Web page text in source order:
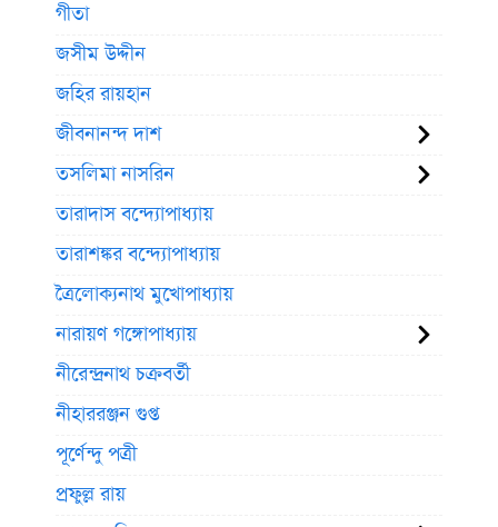
গীতা
জসীম উদ্দীন
জহির রায়হান
জীবনানন্দ দাশ
তসলিমা নাসরিন
তারাদাস বন্দ্যোপাধ্যায়
তারাশঙ্কর বন্দ্যোপাধ্যায়
ত্রৈলোক্যনাথ মুখোপাধ্যায়
নারায়ণ গঙ্গোপাধ্যায়
নীরেন্দ্রনাথ চক্রবর্তী
নীহাররঞ্জন গুপ্ত
পূর্ণেন্দু পত্রী
প্রফুল্ল রায়